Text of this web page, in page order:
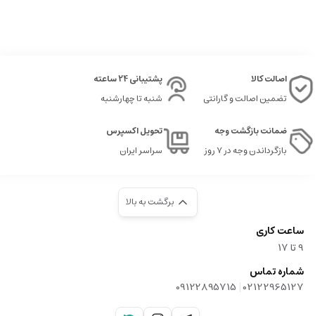
اصالت کالا
تضمین اصالت و گارانتی
پشتیبانی 24 ساعته
شنبه تا چهارشنبه
ضمانت بازگشت وجه
بازگرداندن وجه در ۷ روز
تحویل اکسپرس
سراسر ایران
برگشت به بالا
ساعت کاری
9‌ تا ۱۷
شماره تماس
02122965127
|
09122895715